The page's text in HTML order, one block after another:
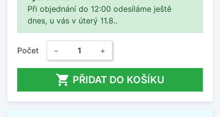
Při objednání do 12:00 odesíláme ještě
dnes, u vás v úterý 11.8..
Počet − +
 PŘIDAT DO KOŠÍKU